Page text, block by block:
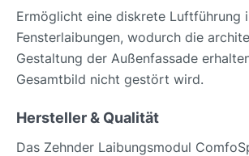
Ermöglicht eine diskrete Luftführung
Fensterlaibungen, wodurch die
Gestaltung der Außenfassade
Gesamtbild nicht gestört wird.
Hersteller & Qualität
Das Zehnder Laibungsmodul